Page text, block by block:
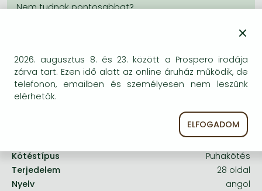
Frieren manga
A termék adatai:
Kiadó
1981. január 1.
Kötéstípus
Puhakötés
Terjedelem
28 oldal
Nyelv
angol
×
2026. augusztus 8. és 23. között a Prospero irodája
zárva tart. Ezen idő alatt az online áruház működik, de
telefonon, emailben és személyesen nem leszünk
elérhetők.
ELFOGADOM